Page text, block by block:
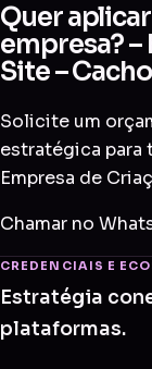
Quer
empresa? –
Site –
Solicite um
estratégica para
Empresa de
Chamar no
CREDENCIAIS E
Estratégia
plataformas.